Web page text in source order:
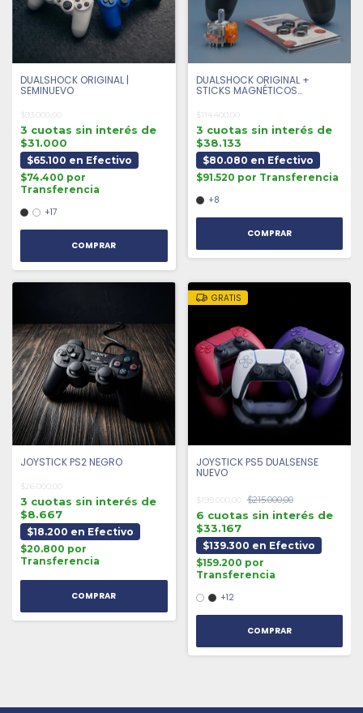
DUALSHOCK ORIGINAL |
SEMINUEVO
$93.000,00
3 cuotas sin interés de
$31.000
$65.100 en Efectivo
$74.400 por
Transferencia
+17
COMPRAR
DUALSHOCK ORIGINAL +
STICKS MAGNÉTICOS
SEMINUEVO
$114.400,00
3 cuotas sin interés de
$38.133
$80.080 en Efectivo
$91.520 por Transferencia
+8
COMPRAR
JOYSTICK PS2 NEGRO
$26.000,00
3 cuotas sin interés de
$8.667
$18.200 en Efectivo
$20.800 por
Transferencia
GRATIS
JOYSTICK PS5 DUALSENSE
NUEVO
$199.000,00 $215.000,00
6 cuotas sin interés de
$33.167
$139.300 en Efectivo
$159.200 por
Transferencia
+12
COMPRAR